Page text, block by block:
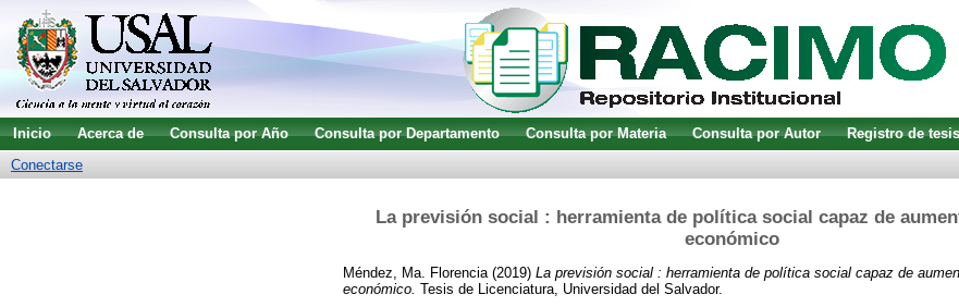
Inicio Acerca de Consulta por Año Consulta por Departamento Consulta por Materia Consulta por Autor Registro de tesis
Conectarse
La previsión social : herramienta de política social capaz de
económico
Méndez, Ma. Florencia (2019) La previsión social : herramienta de política social capaz de
económico. Tesis de Licenciatura, Universidad del Salvador.